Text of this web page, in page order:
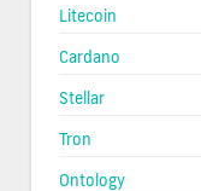
Litecoin
Cardano
Stellar
Tron
Ontology